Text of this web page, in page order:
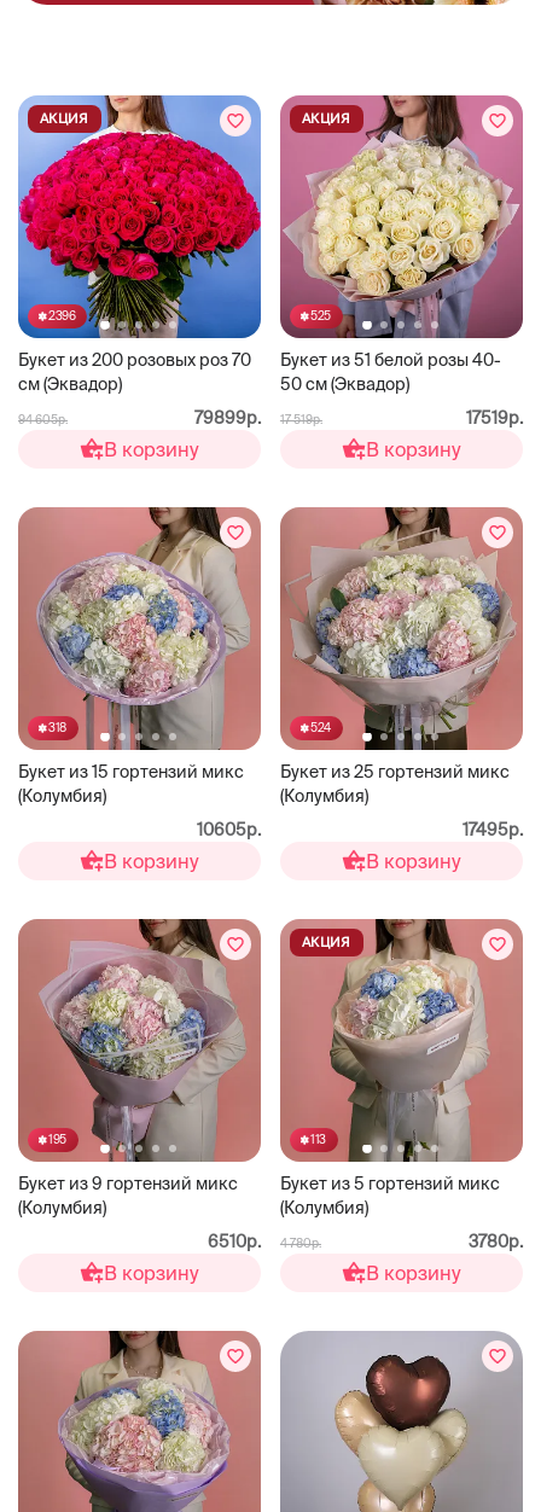
2396
Букет из 200 розовых роз 70
см (Эквадор)
АКЦИЯ
94 605р. 79899р.
В корзину
525
Букет из 51 белой розы 40-
50 см (Эквадор)
АКЦИЯ
17 519р. 17519р.
В корзину
318
Букет из 15 гортензий микс
(Колумбия)
10605р.
В корзину
524
Букет из 25 гортензий микс
(Колумбия)
17495р.
В корзину
195
Букет из 9 гортензий микс
(Колумбия)
6510р.
В корзину
113
Букет из 5 гортензий микс
(Колумбия)
АКЦИЯ
4 780р. 3780р.
В корзину